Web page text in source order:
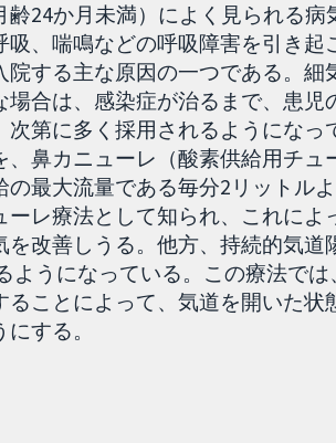
24か月未満）によく見られる病
、喘鳴などの呼吸障害を引き起
する主な原因の一つである。細
合は、感染症が治るまで、患児
第に多く採用されるようになっ
鼻カニューレ（酸素供給用チュ
最大流量である毎分2リットル
レ療法として知られ、これによ
改善しうる。他方、持続的気道
ようになっている。この療法では
ことによって、気道を開いた状
する。